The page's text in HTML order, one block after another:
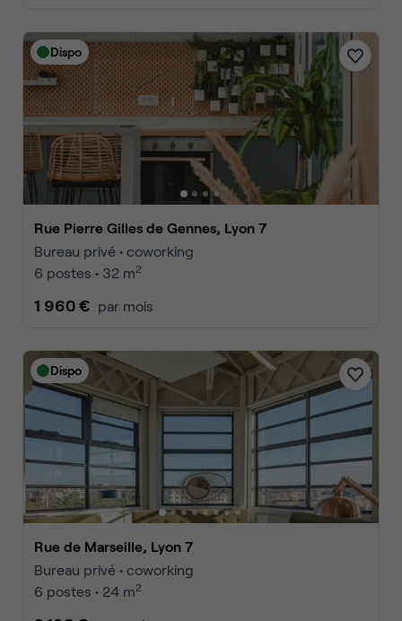
Dispo
Rue Pierre Gilles de Gennes, Lyon 7
Bureau privé • coworking
6 postes • 32 m2
1 960 € par mois
Dispo
Rue de Marseille, Lyon 7
Bureau privé • coworking
6 postes • 24 m2